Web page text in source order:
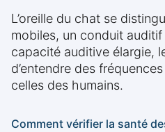
L’oreille du chat se
mobiles, un conduit
capacité auditive élargie,
d’entendre des
celles des humains.
Comment vérifier la santé